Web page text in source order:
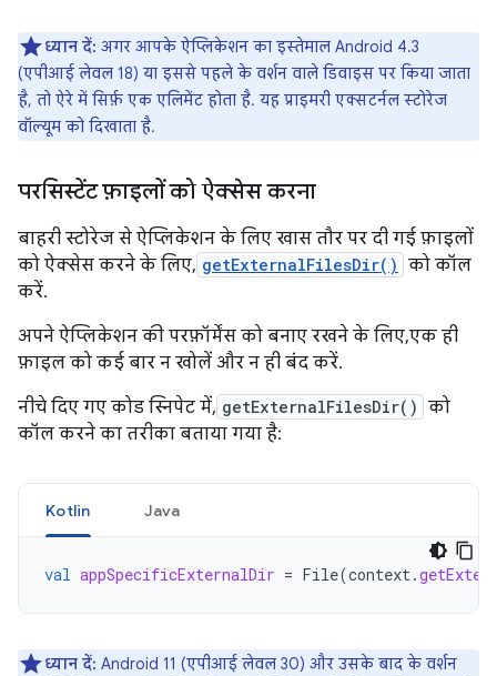
ध्यान दें: अगर आपके ऐप्लिकेशन का इस्तेमाल Android 4.3
(एपीआई लेवल 18) या इससे पहले के वर्शन वाले डिवाइस पर किया जाता
है, तो ऐरे में सिर्फ़ एक एलिमेंट होता है. यह प्राइमरी एक्सटर्नल स्टोरेज
वॉल्यूम को दिखाता है.
परसिस्टेंट फ़ाइलों को ऐक्सेस करना
बाहरी स्टोरेज से ऐप्लिकेशन के लिए खास तौर पर दी गई फ़ाइलों
को ऐक्सेस करने के लिए, getExternalFilesDir() को कॉल
करें.
अपने ऐप्लिकेशन की परफ़ॉर्मेंस को बनाए रखने के लिए, एक ही
फ़ाइल को कई बार न खोलें और न ही बंद करें.
नीचे दिए गए कोड स्निपेट में, getExternalFilesDir() को
कॉल करने का तरीका बताया गया है:
Kotlin Java
val appSpecificExternalDir = File(context.
ध्यान दें: Android 11 (एपीआई लेवल 30) और उसके बाद के वर्शन